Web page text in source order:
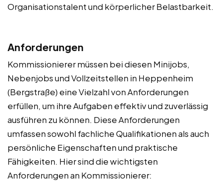
Organisationstalent und körperlicher Belastbarkeit.
Anforderungen
Kommissionierer müssen bei diesen Minijobs,
Nebenjobs und Vollzeitstellen in Heppenheim
(Bergstraße) eine Vielzahl von Anforderungen
erfüllen, um ihre Aufgaben effektiv und zuverlässig
ausführen zu können. Diese Anforderungen
umfassen sowohl fachliche Qualifikationen als auch
persönliche Eigenschaften und praktische
Fähigkeiten. Hier sind die wichtigsten
Anforderungen an Kommissionierer: